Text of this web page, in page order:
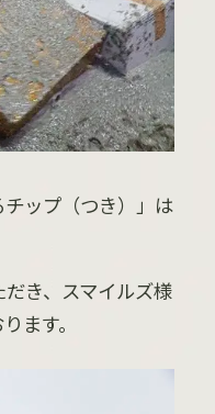
ップ（つき）」は
き、スマイルズ様
ます。